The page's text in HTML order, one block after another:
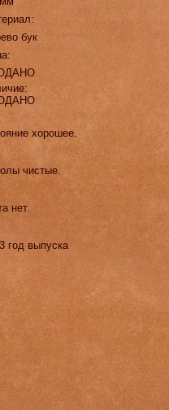
бук
хорошее.
чистые.
нет.
год выпуска